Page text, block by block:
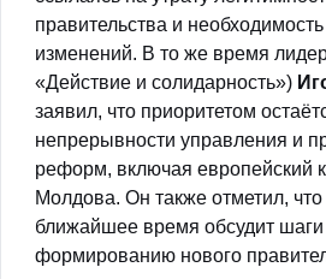
правительства и
изменений. В то же время
«Действие и солидарность»)
заявил, что приоритетом
непрерывности управления и
реформ, включая европейский
Молдова. Он также отметил, что
ближайшее время обсудит
формированию нового